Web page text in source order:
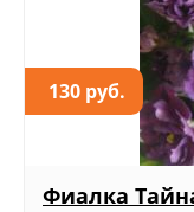
130 руб.
Фиалка